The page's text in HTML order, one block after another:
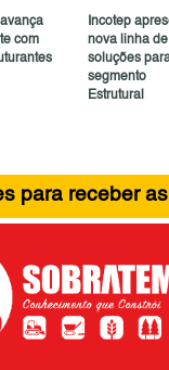
com
Incotep
nova linha de
soluções
segmento
Estrutural
para receber